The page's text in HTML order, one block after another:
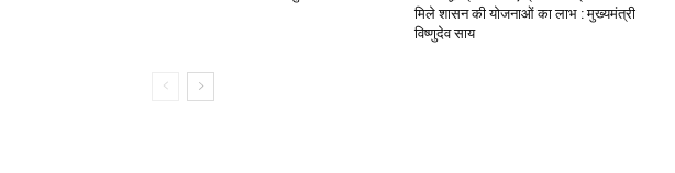
मिले शासन की योजनाओं का लाभ : मुख्यमंत्री
विष्णुदेव साय